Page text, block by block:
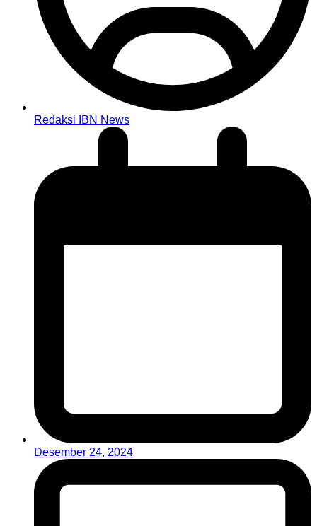
Redaksi IBN News
Desember 24, 2024